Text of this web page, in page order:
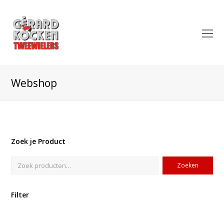
Webshop
Zoek je Product
Zoeken
Filter